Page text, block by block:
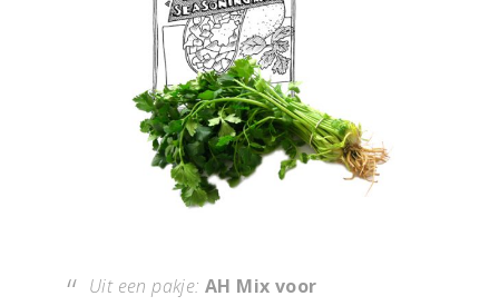
Uit een pakje: AH Mix voor